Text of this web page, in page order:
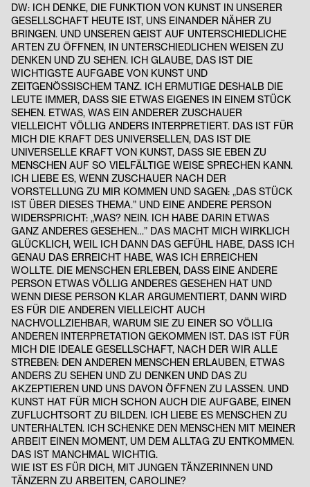
DW: ICH DENKE, DIE FUNKTION VON KUNST IN UNSERER
GESELLSCHAFT HEUTE IST, UNS EINANDER NÄHER ZU
BRINGEN. UND UNSEREN GEIST AUF UNTERSCHIEDLICHE
ARTEN ZU ÖFFNEN, IN UNTERSCHIEDLICHEN WEISEN ZU
DENKEN UND ZU SEHEN. ICH GLAUBE, DAS IST DIE
WICHTIGSTE AUFGABE VON KUNST UND
ZEITGENÖSSISCHEM TANZ. ICH ERMUTIGE DESHALB DIE
LEUTE IMMER, DASS SIE ETWAS EIGENES IN EINEM STÜCK
SEHEN. ETWAS, WAS EIN ANDERER ZUSCHAUER
VIELLEICHT VÖLLIG ANDERS INTERPRETIERT. DAS IST FÜR
MICH DIE KRAFT DES UNIVERSELLEN, DAS IST DIE
UNIVERSELLE KRAFT VON KUNST, DASS SIE EBEN ZU
MENSCHEN AUF SO VIELFÄLTIGE WEISE SPRECHEN KANN.
ICH LIEBE ES, WENN ZUSCHAUER NACH DER
VORSTELLUNG ZU MIR KOMMEN UND SAGEN: „DAS STÜCK
IST ÜBER DIESES THEMA.” UND EINE ANDERE PERSON
WIDERSPRICHT: „WAS? NEIN. ICH HABE DARIN ETWAS
GANZ ANDERES GESEHEN…” DAS MACHT MICH WIRKLICH
GLÜCKLICH, WEIL ICH DANN DAS GEFÜHL HABE, DASS ICH
GENAU DAS ERREICHT HABE, WAS ICH ERREICHEN
WOLLTE. DIE MENSCHEN ERLEBEN, DASS EINE ANDERE
PERSON ETWAS VÖLLIG ANDERES GESEHEN HAT UND
WENN DIESE PERSON KLAR ARGUMENTIERT, DANN WIRD
ES FÜR DIE ANDEREN VIELLEICHT AUCH
NACHVOLLZIEHBAR, WARUM SIE ZU EINER SO VÖLLIG
ANDEREN INTERPRETATION GEKOMMEN IST. DAS IST FÜR
MICH DIE IDEALE GESELLSCHAFT, NACH DER WIR ALLE
STREBEN: DEN ANDEREN MENSCHEN ERLAUBEN, ETWAS
ANDERS ZU SEHEN UND ZU DENKEN UND DAS ZU
AKZEPTIEREN UND UNS DAVON ÖFFNEN ZU LASSEN. UND
KUNST HAT FÜR MICH SCHON AUCH DIE AUFGABE, EINEN
ZUFLUCHTSORT ZU BILDEN. ICH LIEBE ES MENSCHEN ZU
UNTERHALTEN. ICH SCHENKE DEN MENSCHEN MIT MEINER
ARBEIT EINEN MOMENT, UM DEM ALLTAG ZU ENTKOMMEN.
DAS IST MANCHMAL WICHTIG.
WIE IST ES FÜR DICH, MIT JUNGEN TÄNZERINNEN UND
TÄNZERN ZU ARBEITEN, CAROLINE?